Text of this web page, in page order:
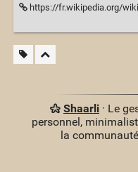
https://fr.wikipedia.org/
Shaarli· Le
personnel,
la